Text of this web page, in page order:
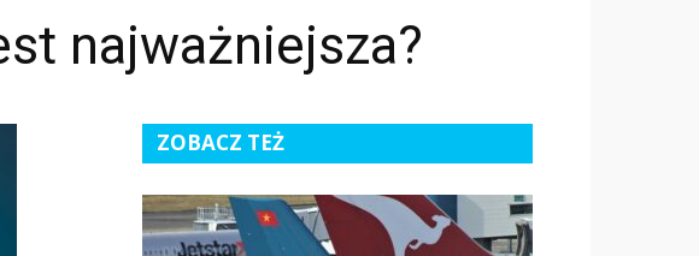
najważniejsza?
ZOBACZ TEŻ